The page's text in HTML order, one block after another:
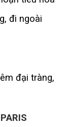
đi ngoài
đại tràng,